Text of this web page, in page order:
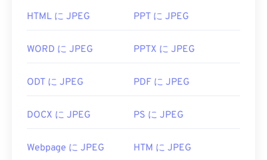
GIMP)、Adobe Photoshop、ACDSeeなどの代替
りするのに役立ちます。
開発元: Aldus Corporation(現 Adob​​e Inc.)
初回リリース: 1986年
ればいいですか?
ほぼすべての画像ビューアプログラムやアプリケー
で、通常はデフォルトの画像ビューア、画像エディ
開くアプリケーションを選択するには、右クリック
HTML に JPEG PPT に JPEG
WORD に JPEG PPTX に JPEG
ODT に JPEG PDF に JPEG
DOCX に JPEG PS に JPEG
Webpage に JPEG HTM に JPEG